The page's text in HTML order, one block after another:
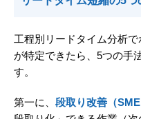
工程別リードタイム分析
が特定できたら、5つの手
す。
第一に、 段取り改善（